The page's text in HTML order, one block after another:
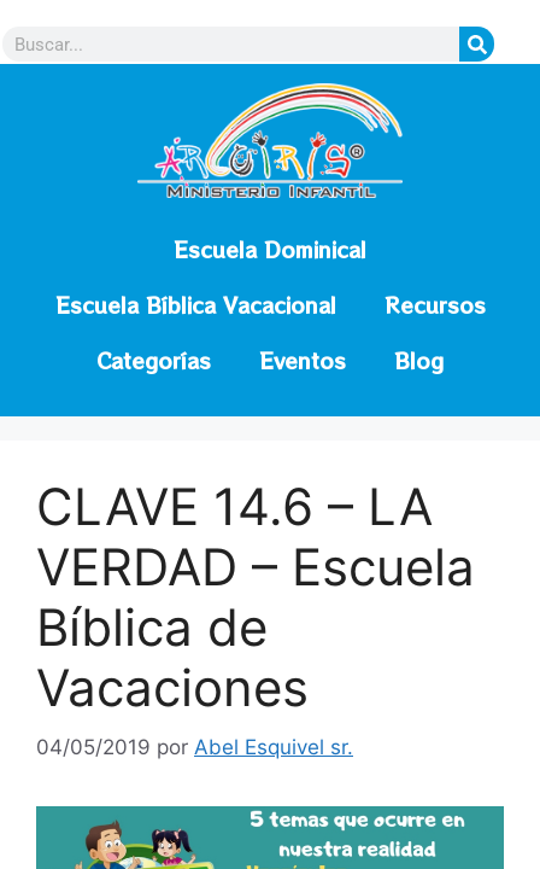
Escuela Dominical
Escuela Bíblica Vacacional
Recursos
Categorías
Eventos Blog
CLAVE 14.6 – LA
VERDAD – Escuela
Bíblica de
Vacaciones
04/05/2019 por Abel Esquivel sr.